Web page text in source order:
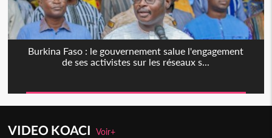
Burkina Faso : le gouvernement salue l'engagement
de ses activistes sur les réseaux s...
VIDEO KOACIVoir+